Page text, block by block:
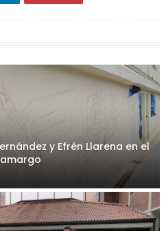
y Efrén Llarena en el